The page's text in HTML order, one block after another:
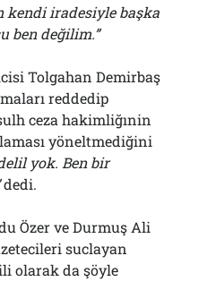
kendi iradesiyle başka
ben değilim.”
Tolgahan Demirbaş
reddedip
ceza hakimliğınin
yöneltmediğini
yok. Ben bir
dedi.
Özer ve Durmuş Ali
suclayan
olarak da şöyle